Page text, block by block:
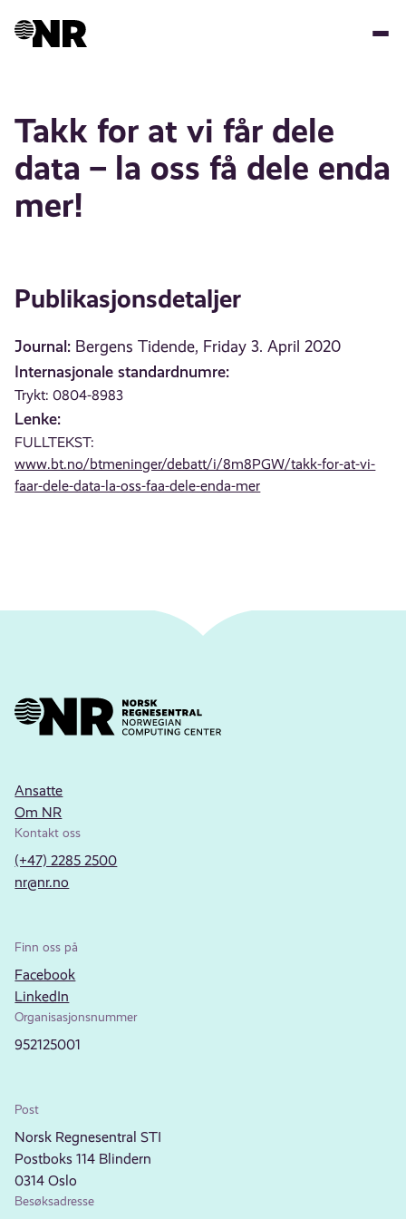
Takk for at vi får dele
data – la oss få dele enda
mer!
Publikasjonsdetaljer
Journal: Bergens Tidende, Friday 3. April 2020
Internasjonale standardnumre:
Trykt: 0804-8983
Lenke:
FULLTEKST:
www.bt.no/btmeninger/debatt/i/8m8PGW/takk-for-at-vi-
faar-dele-data-la-oss-faa-dele-enda-mer
Ansatte
Om NR
Kontakt oss
(+47) 2285 2500
nr@nr.no
Finn oss på
Facebook
LinkedIn
Organisasjonsnummer
952125001
Post
Norsk Regnesentral STI
Postboks 114 Blindern
0314 Oslo
Besøksadresse